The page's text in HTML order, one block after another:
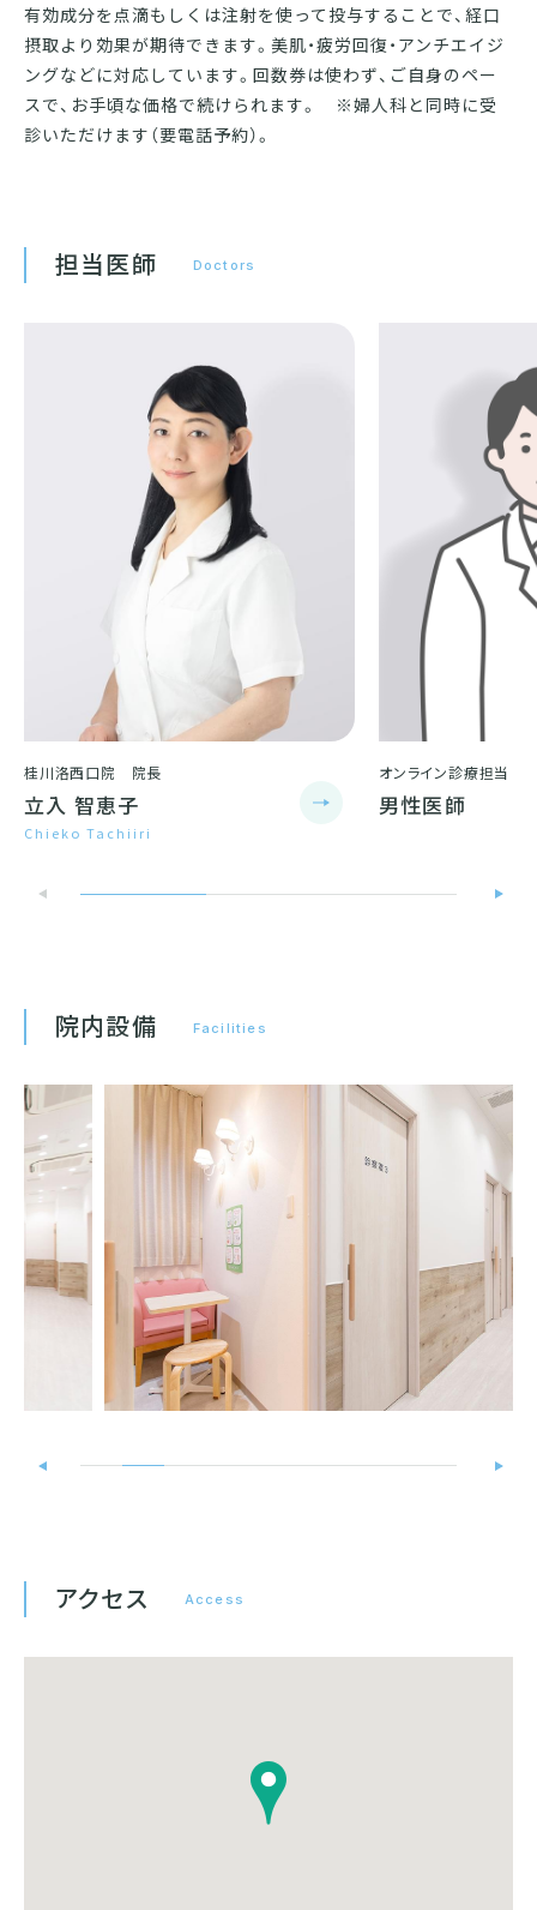
有効成分を点滴もしくは注射を使って投与することで、経口
摂取より効果が期待できます。美肌・疲労回復・アンチエイジ
ングなどに対応しています。回数券は使わず、ご自身のペー
スで、お手頃な価格で続けられます。 ※婦人科と同時に受
診いただけます（要電話予約）。
担当医師 Doctors
桂川洛西口院 院長
立入 智恵子
Chieko Tachiiri
オンライン診療担当
男性医師
院内設備 Facilities
アクセス Access